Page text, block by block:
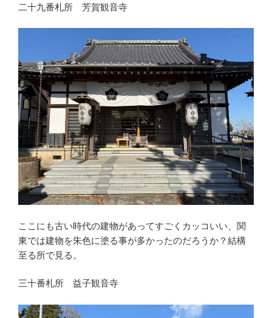
二十九番札所 芳賀観音寺
ここにも古い時代の建物があってすごくカッコいい、関
東では建物を朱色に塗る事が多かったのだろうか？結構
至る所で見る。
三十番札所 益子観音寺